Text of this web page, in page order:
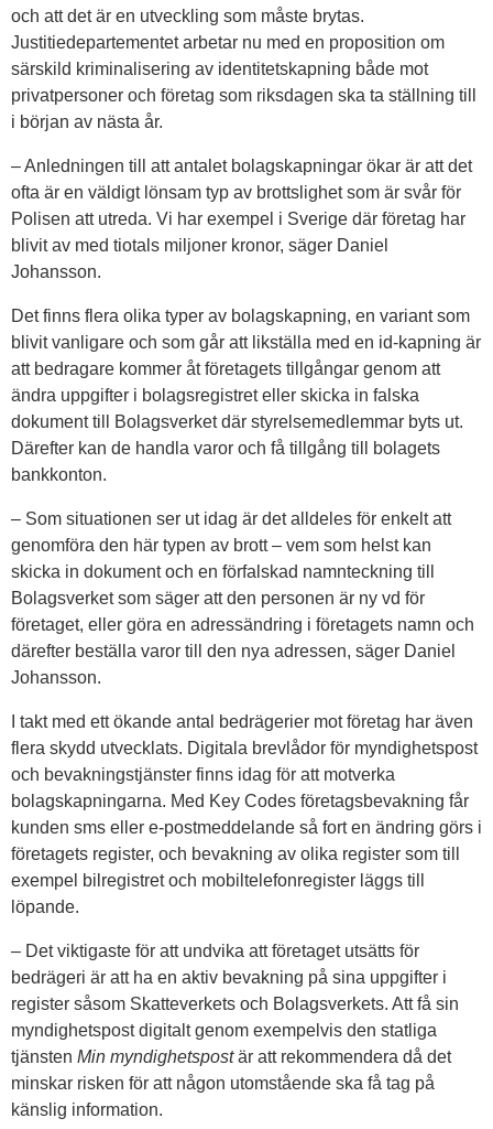
och att det är en utveckling som måste brytas.
Justitiedepartementet arbetar nu med en proposition om
särskild kriminalisering av identitetskapning både mot
privatpersoner och företag som riksdagen ska ta ställning till
i början av nästa år.
– Anledningen till att antalet bolagskapningar ökar är att det
ofta är en väldigt lönsam typ av brottslighet som är svår för
Polisen att utreda. Vi har exempel i Sverige där företag har
blivit av med tiotals miljoner kronor, säger Daniel
Johansson.
Det finns flera olika typer av bolagskapning, en variant som
blivit vanligare och som går att likställa med en id-kapning är
att bedragare kommer åt företagets tillgångar genom att
ändra uppgifter i bolagsregistret eller skicka in falska
dokument till Bolagsverket där styrelsemedlemmar byts ut.
Därefter kan de handla varor och få tillgång till bolagets
bankkonton.
– Som situationen ser ut idag är det alldeles för enkelt att
genomföra den här typen av brott – vem som helst kan
skicka in dokument och en förfalskad namnteckning till
Bolagsverket som säger att den personen är ny vd för
företaget, eller göra en adressändring i företagets namn och
därefter beställa varor till den nya adressen, säger Daniel
Johansson.
I takt med ett ökande antal bedrägerier mot företag har även
flera skydd utvecklats. Digitala brevlådor för myndighetspost
och bevakningstjänster finns idag för att motverka
bolagskapningarna. Med Key Codes företagsbevakning får
kunden sms eller e-postmeddelande så fort en ändring görs i
företagets register, och bevakning av olika register som till
exempel bilregistret och mobiltelefonregister läggs till
löpande.
– Det viktigaste för att undvika att företaget utsätts för
bedrägeri är att ha en aktiv bevakning på sina uppgifter i
register såsom Skatteverkets och Bolagsverkets. Att få sin
myndighetspost digitalt genom exempelvis den statliga
tjänsten Min myndighetspostär att rekommendera då det
minskar risken för att någon utomstående ska få tag på
känslig information.